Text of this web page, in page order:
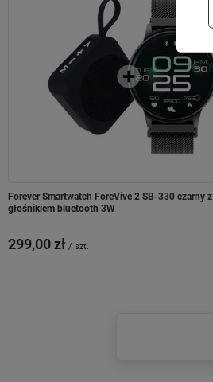
Forever Smartwatch ForeVive 2 SB-330 czarny z
głośnikiem bluetooth 3W
299,00 zł / szt.